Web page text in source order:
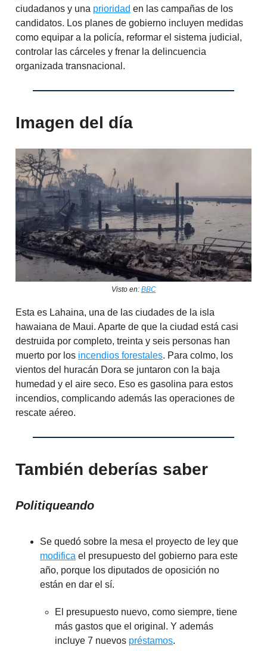
ciudadanos y una prioridad en las campañas de los
candidatos. Los planes de gobierno incluyen medidas
como equipar a la policía, reformar el sistema judicial,
controlar las cárceles y frenar la delincuencia
organizada transnacional.
Imagen del día
Visto en: BBC
Esta es Lahaina, una de las ciudades de la isla
hawaiana de Maui. Aparte de que la ciudad está casi
destruida por completo, treinta y seis personas han
muerto por los incendios forestales. Para colmo, los
vientos del huracán Dora se juntaron con la baja
humedad y el aire seco. Eso es gasolina para estos
incendios, complicando además las operaciones de
rescate aéreo.
También deberías saber
Politiqueando
Se quedó sobre la mesa el proyecto de ley que
modifica el presupuesto del gobierno para este
año, porque los diputados de oposición no
están en dar el sí.
El presupuesto nuevo, como siempre, tiene
más gastos que el original. Y además
incluye 7 nuevos préstamos.